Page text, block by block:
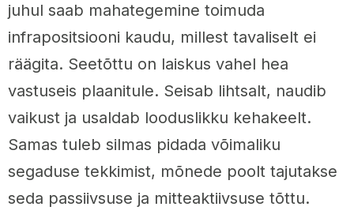
juhul saab mahategemine toimuda
infrapositsiooni kaudu, millest tavaliselt ei
räägita. Seetõttu on laiskus vahel hea
vastuseis plaanitule. Seisab lihtsalt, naudib
vaikust ja usaldab looduslikku kehakeelt.
Samas tuleb silmas pidada võimaliku
segaduse tekkimist, mõnede poolt tajutakse
seda passiivsuse ja mitteaktiivsuse tõttu.